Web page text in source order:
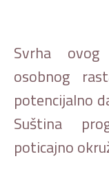
Svrha
osobnog
potencijalno
Suština
poticajno